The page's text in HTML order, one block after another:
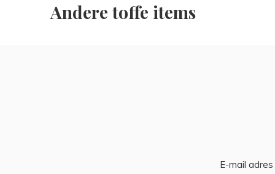
Andere toffe items